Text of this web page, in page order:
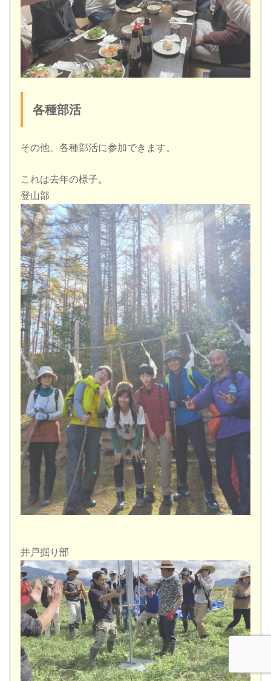
各種部活
その他、各種部活に参加できます。
これは去年の様子。
登山部
井戸掘り部